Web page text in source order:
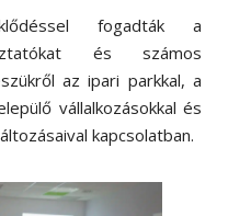
fogadták a
és számos
az ipari parkkal, a
vállalkozásokkal és
kapcsolatban.